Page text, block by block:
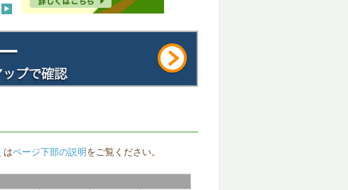
はページ下部の説明 をご覧ください。